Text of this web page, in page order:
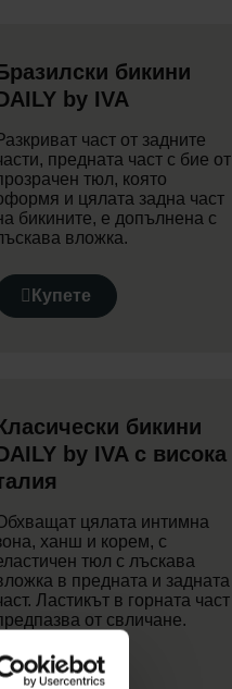
бикини
by IVA
част от задните
предната част с бие от
тюл, която
и цялата задна част
бикините, е допълнена с
вложка.
Купете
бикини
by IVA с висока
цялата интимна
ханш и корем, с
тюл с лъскава
в предната и задната
Ластикът в горната част
от свличане.
Купете